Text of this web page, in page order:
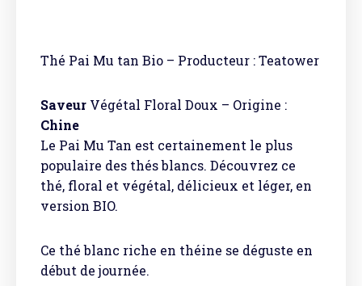
Thé Pai Mu tan Bio – Producteur : Teatower
Saveur Végétal Floral Doux – Origine :
Chine
Le Pai Mu Tan est certainement le plus
populaire des thés blancs. Découvrez ce
thé, floral et végétal, délicieux et léger, en
version BIO.
Ce thé blanc riche en théine se déguste en
début de journée.